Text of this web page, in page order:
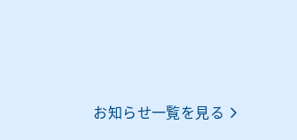
お知らせ一覧を見る